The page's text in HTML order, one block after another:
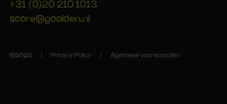
+31 (0)20 210 1013
score@goalden.nl
@2023 | Privacy Policy |Algemene voorwaarden